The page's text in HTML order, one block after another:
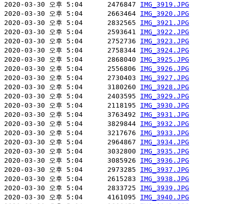
2020-03-30 오후 5:04      2476847 IMG_3919.JPG
2020-03-30 오후 5:04      2663464 IMG_3920.JPG
2020-03-30 오후 5:04      2832565 IMG_3921.JPG
2020-03-30 오후 5:04      2593641 IMG_3922.JPG
2020-03-30 오후 5:04      2752736 IMG_3923.JPG
2020-03-30 오후 5:04      2758344 IMG_3924.JPG
2020-03-30 오후 5:04      2868040 IMG_3925.JPG
2020-03-30 오후 5:04      2556806 IMG_3926.JPG
2020-03-30 오후 5:04      2730403 IMG_3927.JPG
2020-03-30 오후 5:04      3180260 IMG_3928.JPG
2020-03-30 오후 5:04      2403595 IMG_3929.JPG
2020-03-30 오후 5:04      2118195 IMG_3930.JPG
2020-03-30 오후 5:04      3763492 IMG_3931.JPG
2020-03-30 오후 5:04      3829844 IMG_3932.JPG
2020-03-30 오후 5:04      3217676 IMG_3933.JPG
2020-03-30 오후 5:04      2964867 IMG_3934.JPG
2020-03-30 오후 5:04      3032800 IMG_3935.JPG
2020-03-30 오후 5:04      3085926 IMG_3936.JPG
2020-03-30 오후 5:04      2973285 IMG_3937.JPG
2020-03-30 오후 5:04      2615283 IMG_3938.JPG
2020-03-30 오후 5:04      2833725 IMG_3939.JPG
2020-03-30 오후 5:04      4161095 IMG_3940.JPG